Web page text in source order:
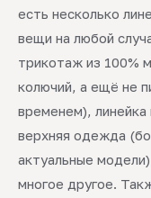
есть несколько
вещи на любой
трикотаж из 100%
колючий, а ещё не
временем), линейка
верхняя одежда
актуальные
многое другое.